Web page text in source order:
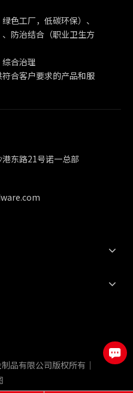
色工厂，低碳环保）、
防治结合（职业卫生方
合治理
合客户要求的产品和服
东路21号诺一总部
品有限公司版权所有｜